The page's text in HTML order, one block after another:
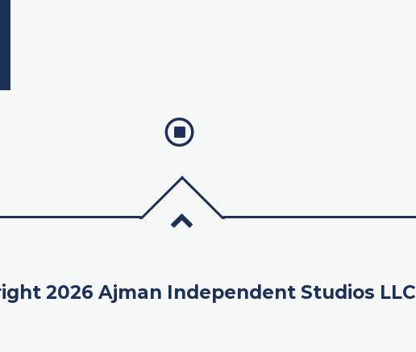
2026 Ajman Independent Studios LLC